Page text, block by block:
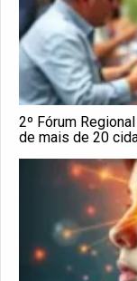
2º Fórum
de mais de 20